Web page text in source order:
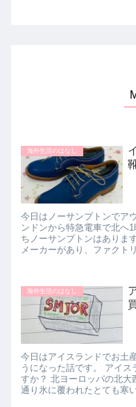
海外生活のはなし
今日はノーサンプトンでア
ンドンから特急電車で北へ
ちノーサンプトンはありま
メーカーがあり、ファクト
海外生活のはなし
今日はアイスランドでお土
うになった話です。 アイス
すか？ 北ヨーロッパの北大
通り氷に覆われたとても寒